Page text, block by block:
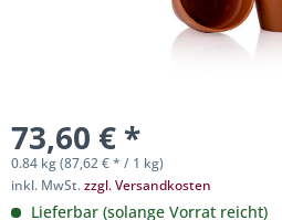
73,60 € *
0.84 kg (87,62 € * / 1 kg)
inkl. MwSt.zzgl. Versandkosten
Lieferbar (solange Vorrat reicht)